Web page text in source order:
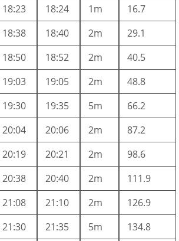
18:23 18:24 1m
16.7
18:38 18:40 2m
29.1
18:50 18:52 2m
40.5
19:03 19:05 2m
48.8
19:30 19:35 5m
66.2
20:04 20:06 2m
87.2
20:19 20:21 2m
98.6
20:38 20:40 2m
111.9
21:08 21:10 2m
126.9
21:30 21:35 5m
134.8